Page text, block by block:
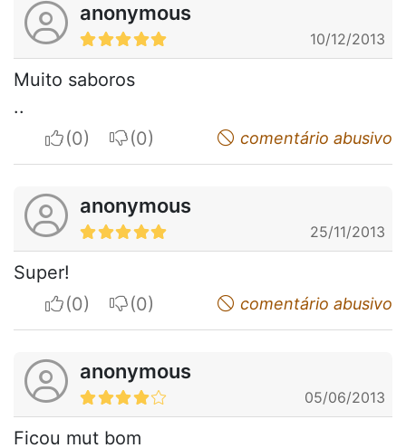
anonymous
10/12/2013
Muito saboros
..
I apreciateI do not appreciatecomentário abusivo
anonymous
25/11/2013
Super!
I apreciateI do not appreciatecomentário abusivo
anonymous
05/06/2013
Ficou mut bom